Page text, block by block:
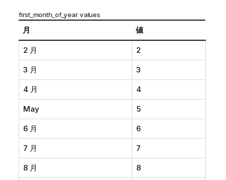
first_month_of_year values
月 値
2 月 2
3 月 3
4 月 4
May 5
6 月 6
7 月 7
8 月 8